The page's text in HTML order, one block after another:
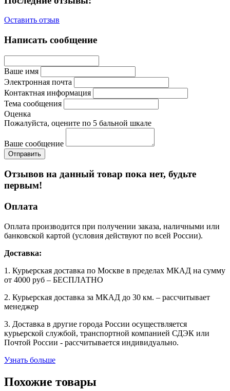
Оставить отзыв
Написать сообщение
Ваше имя
Электронная почта
Контактная информация
Тема сообщения
Оценка
Пожалуйста, оцените по 5 бальной шкале
Ваше сообщение
Отзывов на данный товар пока нет, будьте
первым!
Оплата
Оплата производится при получении заказа, наличными или
банковской картой (условия действуют по всей России).
Доставка:
1. Курьерская доставка по Москве в пределах МКАД на сумму
от 4000 руб – БЕСПЛАТНО
2. Курьерская доставка за МКАД до 30 км. – рассчитывает
менеджер
3. Доставка в другие города России осуществляется
курьерской службой, транспортной компанией СДЭК или
Почтой России - рассчитывается индивидуально.
Узнать больше
Похожие товары